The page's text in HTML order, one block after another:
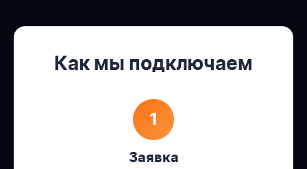
Как мы подключаем
1
Заявка